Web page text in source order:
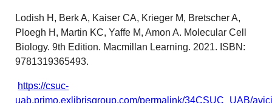
Lodish H, Berk A, Kaiser CA, Krieger M, Bretscher A,
Ploegh H, Martin KC, Yaffe M, Amon A. Molecular Cell
Biology. 9th Edition. Macmillan Learning. 2021. ISBN:
9781319365493.
https://csuc-
uab.primo.exlibrisgroup.com/permalink/34CSUC_UAB/